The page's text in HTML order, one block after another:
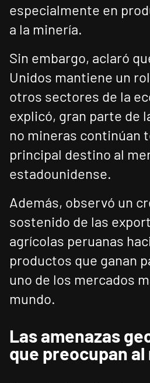
especialmente en
a la minería.
Sin embargo, aclaró
Unidos mantiene un
otros sectores de la
explicó, gran parte de
no mineras continúan
principal destino al
estadounidense.
Además, observó un
sostenido de las
agrícolas peruanas
productos que ganan
uno de los mercados
mundo.
Las amenazas
que preocupan al